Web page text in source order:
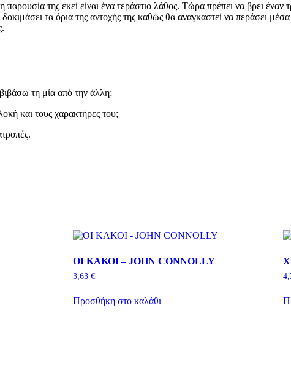
της εκεί είναι ένα τεράστιο λάθος. Τώρα πρέπει να βρει έναν
τα όρια της αντοχής της καθώς θα αναγκαστεί να περάσει
τη μία από την άλλη;
και τους χαρακτήρες του;
ΟΙ ΚΑΚΟΙ – JOHN CONNOLLY
3,63 €
Προσθήκη στο καλάθι